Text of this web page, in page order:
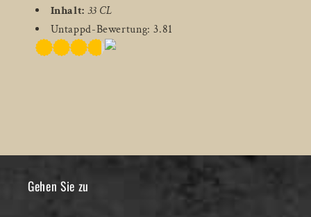
Inhalt: 33 CL
Untappd-Bewertung: 3.81
Gehen Sie zu